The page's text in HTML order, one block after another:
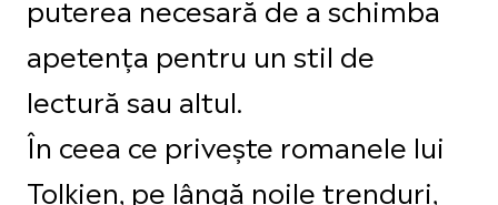
apetența pentru un stil de
lectură sau altul.
În ceea ce privește romanele lui
Tolkien, pe lângă noile trenduri,